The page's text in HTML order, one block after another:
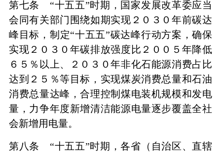
第七条 “十五五”时期，国家发展改革委应当
会同有关部门围绕如期实现２０３０年前碳达
峰目标，制定“十五五”碳达峰行动方案，确保
实现２０３０年碳排放强度比２００５年降低
６５％以上、２０３０年非化石能源消费占比
达到２５％等目标，实现煤炭消费总量和石油
消费总量达峰，合理控制煤电装机规模和发电
量，力争年度新增清洁能源电量逐步覆盖全社
会新增用电量。
第八条 “十五五”时期，各省（自治区、直辖